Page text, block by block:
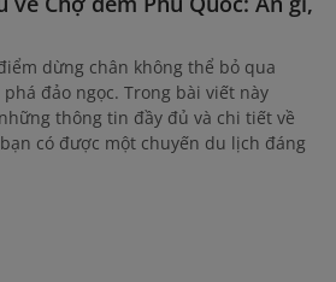
dừng chân không thể bỏ qua
đảo ngọc. Trong bài viết này
thông tin đầy đủ và chi tiết về
có được một chuyến du lịch đáng